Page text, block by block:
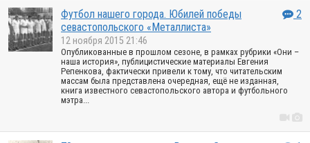
2
Футбол нашего города. Юбилей победы
севастопольского «Металлиста»
12 ноября 2015 21:46
Опубликованные в прошлом сезоне, в рамках рубрики «Они –
наша история», публицистические материалы Евгения
Репенкова, фактически привели к тому, что читательским
массам была представлена очередная, ещё не изданная,
книга известного севастопольского автора и футбольного
мэтра...